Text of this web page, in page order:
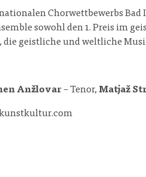
Chorwettbewerbs
sowohl den 1. Preis im
geistliche und weltliche
Anžlovar– Tenor,Matjaž